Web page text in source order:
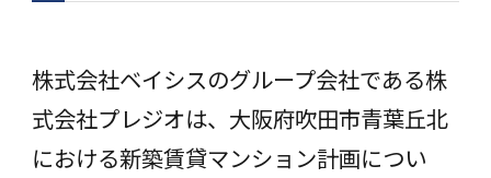
株式会社ベイシスのグループ会社である株
式会社プレジオは、⼤阪府吹⽥市⻘葉丘北
における新築賃貸マンション計画につい